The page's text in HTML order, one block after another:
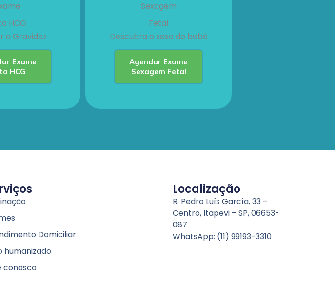
HCG
a Gravidez
Exame
HCG
Sexagem
Fetal
Descubra o sexo do bebê
Agendar Exame
Sexagem Fetal
Domiciliar
humanizado
conosco
Localização
R. Pedro Luís García, 33 –
Centro, Itapevi – SP, 06653-
087
WhatsApp: (11) 99193-3310